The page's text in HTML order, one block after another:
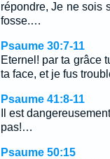
répondre, Je ne sois
fosse.…
Psaume 30:7-11
Eternel! par ta grâce
ta face, et je fus
Psaume 41:8-11
Il est
pas!…
Psaume 50:15